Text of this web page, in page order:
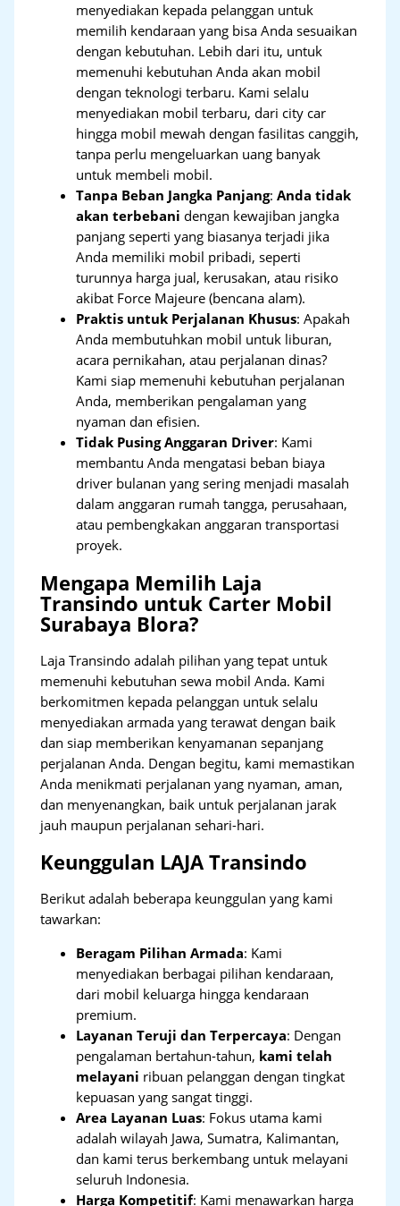
menyediakan kepada pelanggan untuk
memilih kendaraan yang bisa Anda sesuaikan
dengan kebutuhan. Lebih dari itu, untuk
memenuhi kebutuhan Anda akan mobil
dengan teknologi terbaru. Kami selalu
menyediakan mobil terbaru, dari city car
hingga mobil mewah dengan fasilitas canggih,
tanpa perlu mengeluarkan uang banyak
untuk membeli mobil.
Tanpa Beban Jangka Panjang:Anda tidak
akan terbebani dengan kewajiban jangka
panjang seperti yang biasanya terjadi jika
Anda memiliki mobil pribadi, seperti
turunnya harga jual, kerusakan, atau risiko
akibat Force Majeure (bencana alam).
Praktis untuk Perjalanan Khusus: Apakah
Anda membutuhkan mobil untuk liburan,
acara pernikahan, atau perjalanan dinas?
Kami siap memenuhi kebutuhan perjalanan
Anda, memberikan pengalaman yang
nyaman dan efisien.
Tidak Pusing Anggaran Driver: Kami
membantu Anda mengatasi beban biaya
driver bulanan yang sering menjadi masalah
dalam anggaran rumah tangga, perusahaan,
atau pembengkakan anggaran transportasi
proyek.
Mengapa Memilih Laja
Transindo untuk Carter Mobil
Surabaya Blora?
Laja Transindo adalah pilihan yang tepat untuk
memenuhi kebutuhan sewa mobil Anda. Kami
berkomitmen kepada pelanggan untuk selalu
menyediakan armada yang terawat dengan baik
dan siap memberikan kenyamanan sepanjang
perjalanan Anda. Dengan begitu, kami memastikan
Anda menikmati perjalanan yang nyaman, aman,
dan menyenangkan, baik untuk perjalanan jarak
jauh maupun perjalanan sehari-hari.
Keunggulan LAJA Transindo
Berikut adalah beberapa keunggulan yang kami
tawarkan:
Beragam Pilihan Armada: Kami
menyediakan berbagai pilihan kendaraan,
dari mobil keluarga hingga kendaraan
premium.
Layanan Teruji dan Terpercaya: Dengan
pengalaman bertahun-tahun, kami telah
melayani ribuan pelanggan dengan tingkat
kepuasan yang sangat tinggi.
Area Layanan Luas: Fokus utama kami
adalah wilayah Jawa, Sumatra, Kalimantan,
dan kami terus berkembang untuk melayani
seluruh Indonesia.
Harga Kompetitif: Kami menawarkan harga